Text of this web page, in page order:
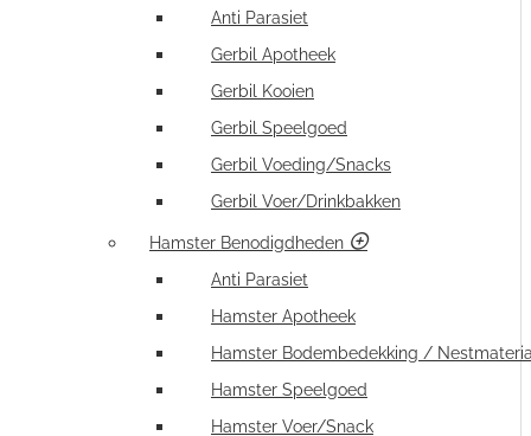
Anti Parasiet
Gerbil Apotheek
Gerbil Kooien
Gerbil Speelgoed
Gerbil Voeding/Snacks
Gerbil Voer/Drinkbakken
Hamster Benodigdheden
Anti Parasiet
Hamster Apotheek
Hamster Bodembedekking /
Hamster Speelgoed
Hamster Voer/Snack